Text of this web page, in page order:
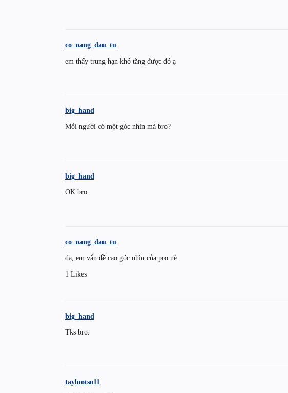
co_nang_dau_tu
em thấy trung hạn khó tăng được đó ạ
big_hand
Mỗi người có một góc nhìn mà bro?
big_hand
OK bro
co_nang_dau_tu
dạ, em vẫn đề cao góc nhìn của pro nè
1 Likes
big_hand
Tks bro.
tayluotso11